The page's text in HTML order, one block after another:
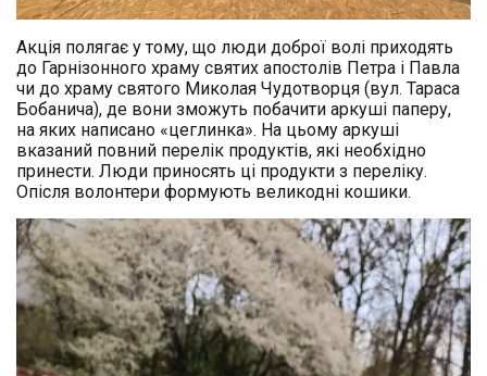
Акція полягає у тому, що люди доброї волі приходять
до Гарнізонного храму святих апостолів Петра і Павла
чи до храму святого Миколая Чудотворця (вул. Тараса
Бобанича), де вони зможуть побачити аркуші паперу,
на яких написано «цеглинка». На цьому аркуші
вказаний повний перелік продуктів, які необхідно
принести. Люди приносять ці продукти з переліку.
Опісля волонтери формують великодні кошики.